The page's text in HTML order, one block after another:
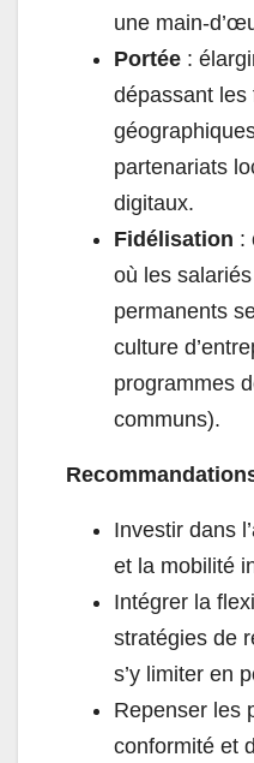
une main-
Portée :
dépassant les
partenariats
digitaux.
Fidélisation :
où les
permanents
culture
programmes
communs).
Investir dans
et la mobilité
Intégrer la
stratégies de
s’y limiter en
Repenser les
conformité et